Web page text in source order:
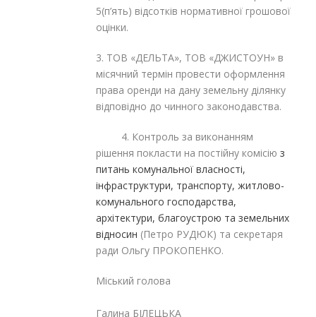
5(п’ять) відсотків нормативної грошової
оцінки.
3. ТОВ «ДЕЛЬТА», ТОВ «ДЖИСТОУН» в
місячний термін провести оформлення
права оренди на дану земельну ділянку
відповідно до чинного законодавства.
4. Контроль за виконанням
рішення покласти на постійну комісію з
питань комунальної власності,
інфраструктури, транспорту, житлово-
комунального господарства,
архітектури, благоустрою та земельних
відносин (Петро РУДЮК) та секретаря
ради Ольгу ПРОКОПЕНКО.
Міський голова
Галина БІЛЕЦЬКА